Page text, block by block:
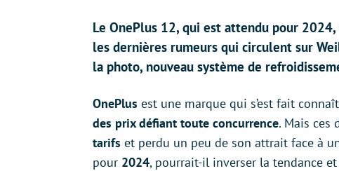
Le OnePlus 12, qui est attendu pour
les dernières rumeurs qui circulent sur
la photo, nouveau système de
OnePlus est une marque qui s’est fait
des prix défiant toute concurrence. Mais ces
tarifs et perdu un peu de son attrait face à
pour 2024, pourrait-il inverser la tendance et